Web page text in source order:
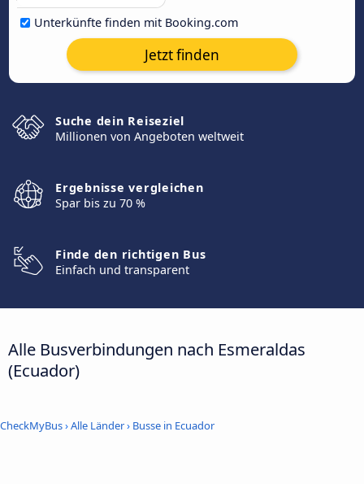
Unterkünfte finden mit Booking.com
Jetzt finden
Suche dein Reiseziel
Millionen von Angeboten weltweit
Ergebnisse vergleichen
Spar bis zu 70 %
Finde den richtigen Bus
Einfach und transparent
Alle Busverbindungen nach Esmeraldas
(Ecuador)
CheckMyBus›Alle Länder› Busse in Ecuador